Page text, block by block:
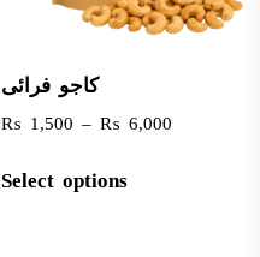
کاجو فرائی
₨ 1,500 – ₨ 6,000
Select options